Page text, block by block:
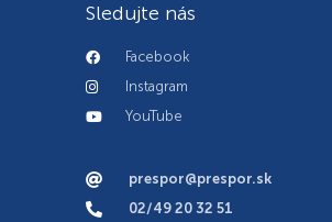
Sledujte nás
Facebook
Instagram
YouTube
prespor@prespor.sk
02/49 20 32 51